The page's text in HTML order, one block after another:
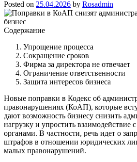
Posted on 25.04.2026 by Rosadmin
Содержание
Упрощение процесса
Сокращение сроков
Фирма за директора не отвечает
Ограничение ответственности
Защита интересов бизнеса
Новые поправки в Кодекс об
правонарушениях (КоАП), которые
дают возможность бизнесу снизить
нагрузку и упростить взаимодействие
органами. В частности, речь идет о
штрафов в отношении юридических
малых правонарушений.